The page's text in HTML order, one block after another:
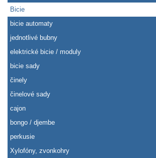
Bicie
bicie automaty
jednotlivé bubny
elektrické bicie / moduly
bicie sady
činely
činelové sady
cajon
bongo / djembe
perkusie
Xylofóny, zvonkohry